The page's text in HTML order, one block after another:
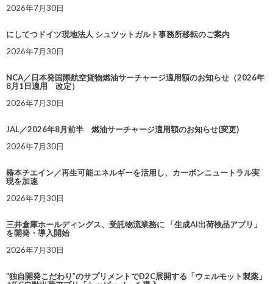
2026年7月30日
にしてつドイツ現地法人 シュツットガルト事務所移転のご案内
2026年7月30日
NCA／日本発国際航空貨物燃油サーチャージ適用額のお知らせ（2026年
8月1日適用 改定）
2026年7月30日
JAL／2026年8月前半 燃油サーチャージ適用額のお知らせ(変更)
2026年7月30日
椿本チエイン／再生可能エネルギーを活用し、カーボンニュートラル実
現を加速
2026年7月30日
三井倉庫ホールディングス、受託物流業務に 「生成AI出荷検品アプリ」
を開発・導入開始
2026年7月30日
“独自開発こだわり”のサプリメントでD2C展開する「ウェルモット製薬」